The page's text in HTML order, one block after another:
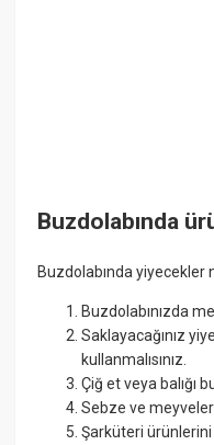
Buzdolabında
Buzdolabında yiyecekler
Buzdolabınızda
Saklayacağınız
kullanmalısınız.
Çiğ et veya balığı
Sebze ve
Şarküteri ürünlerini